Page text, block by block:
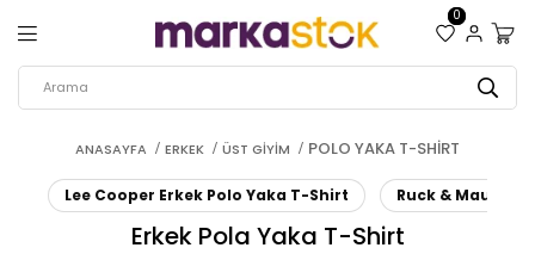
0
ANASAYFA ERKEK ÜST GIYIM POLO YAKA T-SHIRT
Lee Cooper Erkek Polo Yaka T-Shirt Ruck & Maul
Erkek Pola Yaka T-Shirt